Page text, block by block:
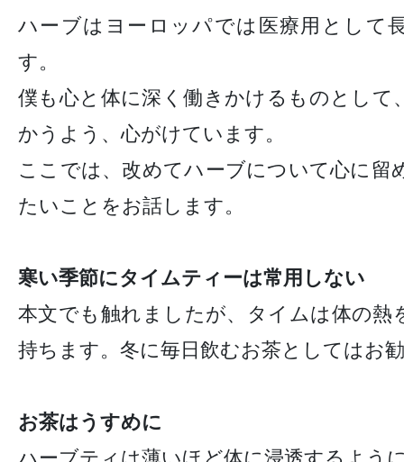
ハーブはヨーロッパでは医療用として
す。
僕も心と体に深く働きかけるものとして
かうよう、心がけています。
ここでは、改めてハーブについて心に留
たいことをお話します。
寒い季節にタイムティーは常用しない
本文でも触れましたが、タイムは体の熱
持ちます。冬に毎日飲むお茶としてはお
お茶はうすめに